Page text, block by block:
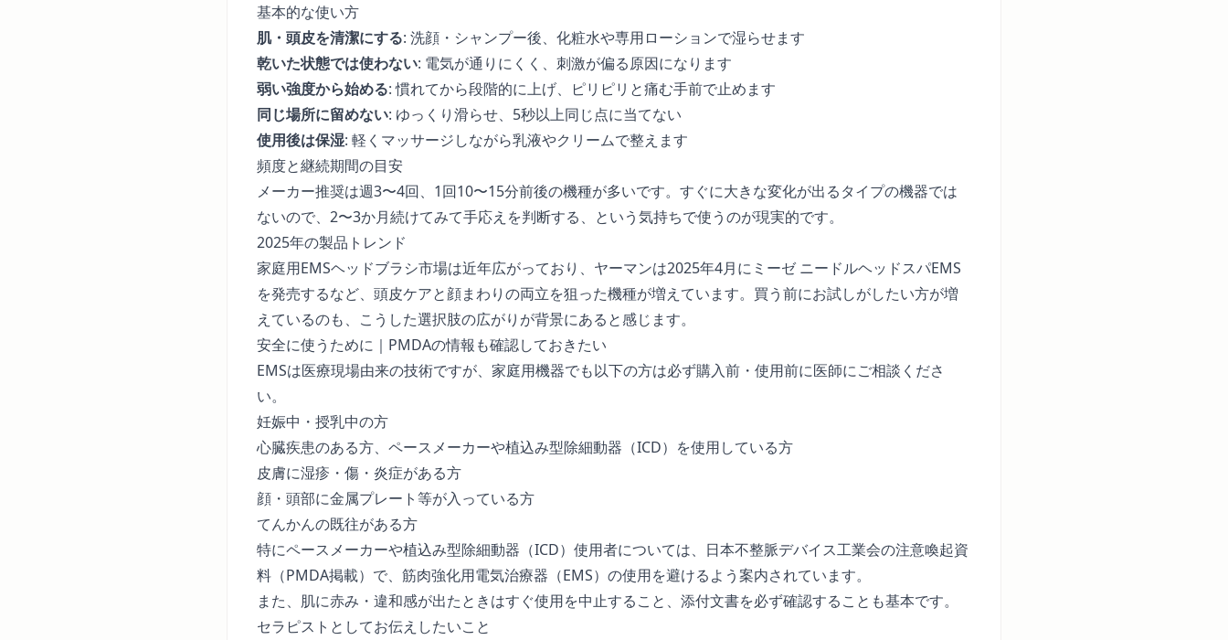
基本的な使い方
肌・頭皮を清潔にする: 洗顔・シャンプー後、化粧水や専用ローションで湿らせます
乾いた状態では使わない: 電気が通りにくく、刺激が偏る原因になります
弱い強度から始める: 慣れてから段階的に上げ、ピリピリと痛む手前で止めます
同じ場所に留めない: ゆっくり滑らせ、5秒以上同じ点に当てない
使用後は保湿: 軽くマッサージしながら乳液やクリームで整えます
頻度と継続期間の目安
メーカー推奨は週3〜4回、1回10〜15分前後の機種が多いです。すぐに大きな変化が出るタイプの機器では
ないので、2〜3か月続けてみて手応えを判断する、という気持ちで使うのが現実的です。
2025年の製品トレンド
家庭用EMSヘッドブラシ市場は近年広がっており、 ヤーマンは2025年4月にミーゼ ニードルヘッドスパEMS
を発売するなど、頭皮ケアと顔まわりの両立を狙った機種が増えています。買う前にお試しがしたい方が増
えているのも、こうした選択肢の広がりが背景にあると感じます。
安全に使うために｜PMDAの情報も確認しておきたい
EMSは医療現場由来の技術ですが、家庭用機器でも以下の方は必ず購入前・使用前に医師にご相談くださ
い。
妊娠中・授乳中の方
心臓疾患のある方、ペースメーカーや植込み型除細動器（ICD）を使用している方
皮膚に湿疹・傷・炎症がある方
顔・頭部に金属プレート等が入っている方
てんかんの既往がある方
特にペースメーカーや植込み型除細動器（ICD）使用者については、 日本不整脈デバイス工業会の注意喚起資
料（PMDA掲載） で、筋肉強化用電気治療器（EMS）の使用を避けるよう案内されています。
また、肌に赤み・違和感が出たときはすぐ使用を中止すること、添付文書を必ず確認することも基本です。
セラピストとしてお伝えしたいこと